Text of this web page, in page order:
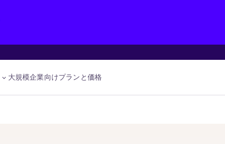
大規模企業向けプランと価格